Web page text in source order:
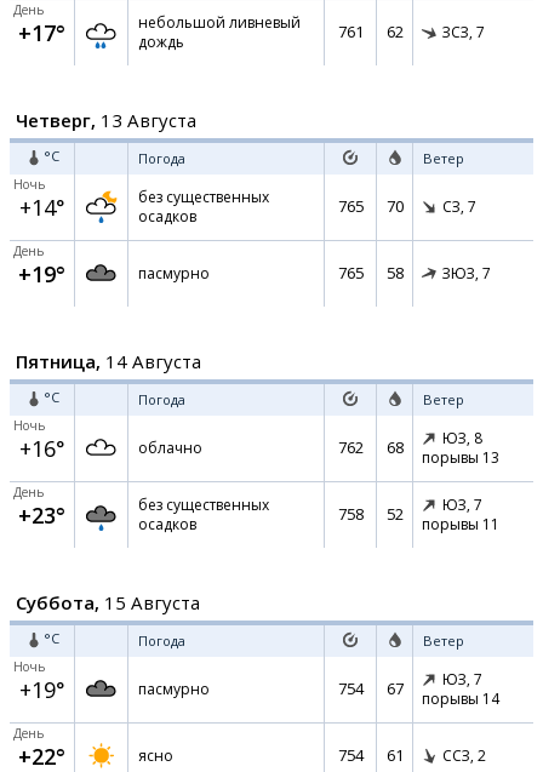
День
+17°
небольшой ливневый
дождь
761 62 ЗСЗ, 7
Четверг, 13 Августа
°C Погода Ветер
Ночь
+14°
без существенных
осадков
765 70 СЗ, 7
День
+19° пасмурно 765 58 ЗЮЗ, 7
Пятница, 14 Августа
°C Погода Ветер
Ночь
+16° облачно 762 68 ЮЗ, 8
порывы 13
День
+23°
без существенных
осадков
758 52 ЮЗ, 7
порывы 11
Суббота, 15 Августа
°C Погода Ветер
Ночь
+19° пасмурно 754 67 ЮЗ, 7
порывы 14
День
+22° ясно 754 61 ССЗ, 2